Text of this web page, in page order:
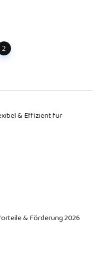
2
& Effizient für
& Förderung 2026